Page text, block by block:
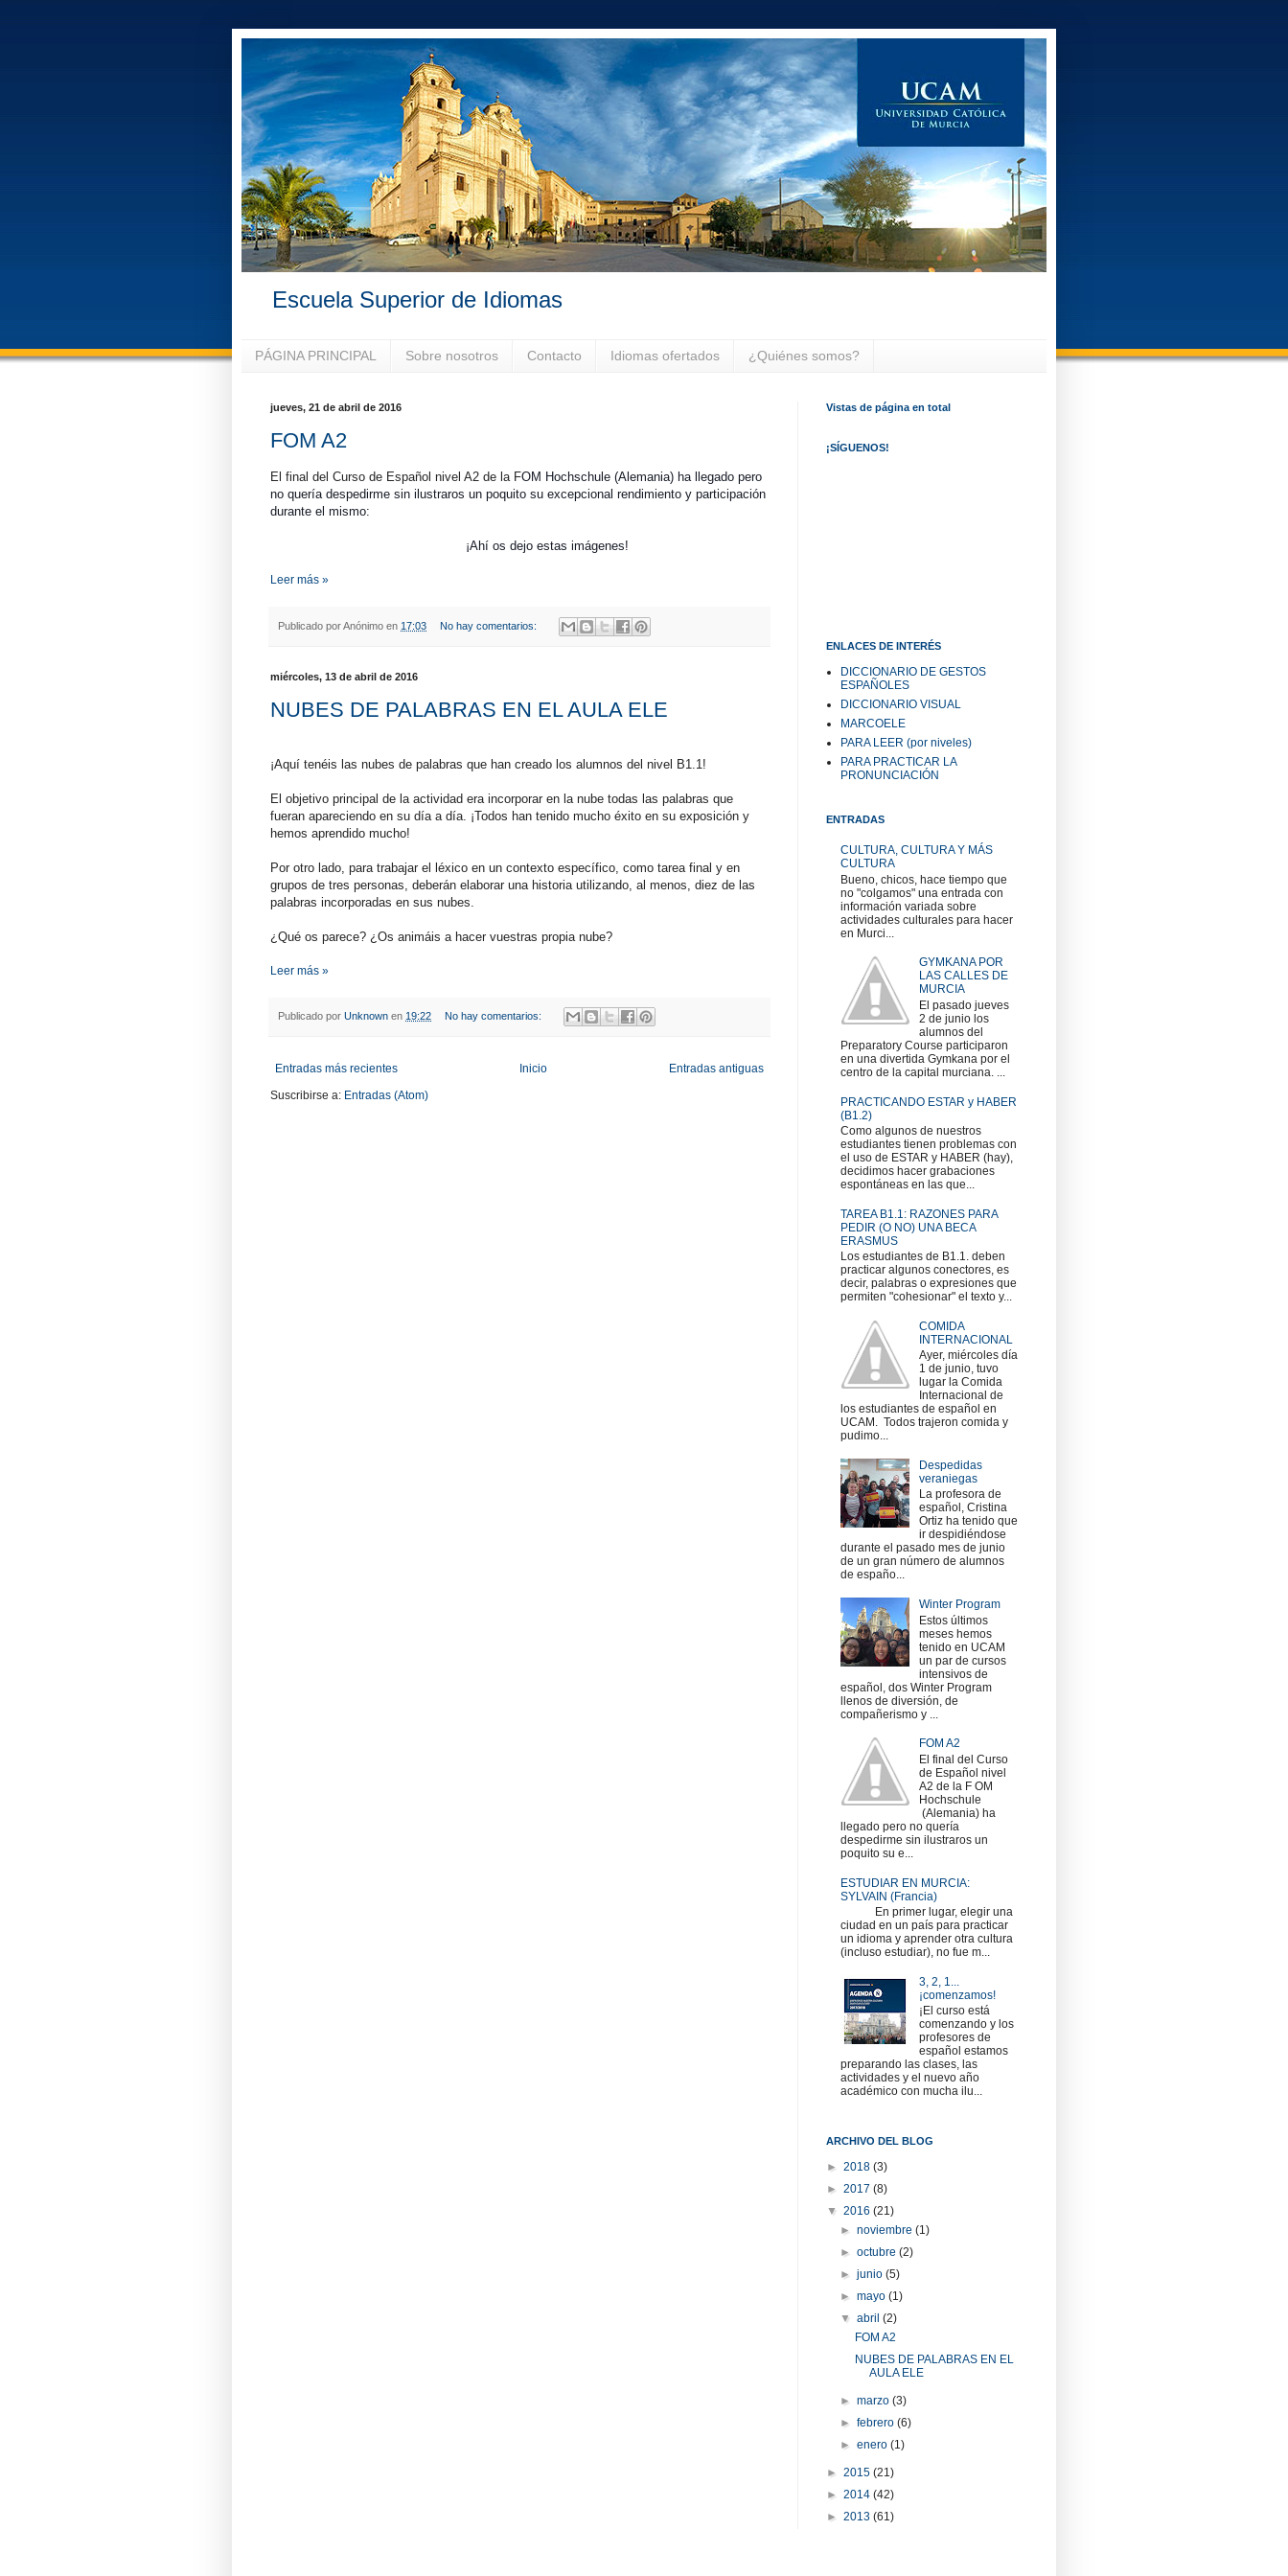
Escuela Superior de Idiomas
PÁGINA PRINCIPAL Sobre nosotros Contacto Idiomas ofertados ¿Quiénes somos?
jueves, 21 de abril de 2016
FOM A2
El final del Curso de Español nivel A2 de la FOM Hochschule (Alemania) ha llegado pero
no quería despedirme sin ilustraros un poquito su excepcional rendimiento y participación
durante el mismo:
¡Ahí os dejo estas imágenes!
Leer más »
Publicado porAnónimo en 17:03 No hay comentarios:
miércoles, 13 de abril de 2016
NUBES DE PALABRAS EN EL AULA ELE
¡Aquí tenéis las nubes de palabras que han creado los alumnos del nivel B1.1!
El objetivo principal de la actividad era incorporar en la nube todas las palabras que
fueran apareciendo en su día a día. ¡Todos han tenido mucho éxito en su exposición y
hemos aprendido mucho!
Por otro lado, para trabajar el léxico en un contexto específico, como tarea final y en
grupos de tres personas, deberán elaborar una historia utilizando, al menos, diez de las
palabras incorporadas en sus nubes.
¿Qué os parece? ¿Os animáis a hacer vuestras propia nube?
Leer más »
Publicado por Unknown en 19:22 No hay comentarios:
Entradas más recientes Entradas antiguas
Inicio
Suscribirse a: Entradas (Atom)
Vistas de página en total
¡SÍGUENOS!
ENLACES DE INTERÉS
DICCIONARIO DE GESTOS
ESPAÑOLES
DICCIONARIO VISUAL
MARCOELE
PARA LEER (por niveles)
PARA PRACTICAR LA
PRONUNCIACIÓN
ENTRADAS
CULTURA, CULTURA Y MÁS
CULTURA
Bueno, chicos, hace tiempo que
no "colgamos" una entrada con
información variada sobre
actividades culturales para hacer
en Murci...
GYMKANA POR
LAS CALLES DE
MURCIA
El pasado jueves
2 de junio los
alumnos del
Preparatory Course participaron
en una divertida Gymkana por el
centro de la capital murciana. ...
PRACTICANDO ESTAR y HABER
(B1.2)
Como algunos de nuestros
estudiantes tienen problemas con
el uso de ESTAR y HABER (hay),
decidimos hacer grabaciones
espontáneas en las que...
TAREA B1.1: RAZONES PARA
PEDIR (O NO) UNA BECA
ERASMUS
Los estudiantes de B1.1. deben
practicar algunos conectores, es
decir, palabras o expresiones que
permiten "cohesionar" el texto y...
COMIDA
INTERNACIONAL
Ayer, miércoles día
1 de junio, tuvo
lugar la Comida
Internacional de
los estudiantes de español en
UCAM. Todos trajeron comida y
pudimo...
Despedidas
veraniegas
La profesora de
español, Cristina
Ortiz ha tenido que
ir despidiéndose
durante el pasado mes de junio
de un gran número de alumnos
de españo...
Winter Program
Estos últimos
meses hemos
tenido en UCAM
un par de cursos
intensivos de
español, dos Winter Program
llenos de diversión, de
compañerismo y ...
FOM A2
El final del Curso
de Español nivel
A2 de la F OM
Hochschule
(Alemania) ha
llegado pero no quería
despedirme sin ilustraros un
poquito su e...
ESTUDIAR EN MURCIA:
SYLVAIN (Francia)
En primer lugar, elegir una
ciudad en un país para practicar
un idioma y aprender otra cultura
(incluso estudiar), no fue m...
3, 2, 1...
¡comenzamos!
¡El curso está
comenzando y los
profesores de
español estamos
preparando las clases, las
actividades y el nuevo año
académico con mucha ilu...
ARCHIVO DEL BLOG
► 2018 (3)
► 2017 (8)
▼ 2016 (21)
►noviembre(1)
►octubre(2)
►junio(5)
►mayo(1)
▼abril(2)
FOM A2
NUBES DE PALABRAS EN EL
AULA ELE
►marzo(3)
►febrero(6)
►enero(1)
► 2015 (21)
► 2014 (42)
► 2013 (61)